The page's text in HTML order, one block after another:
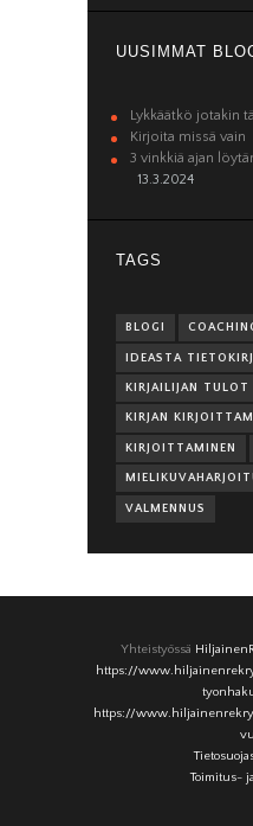
UUSIMMAT
Lykkäätkö jotakin
Kirjoita missä vain
3 vinkkiä ajan
13.3.2024
TAGS
BLOGI
IDEASTA
KIRJAILIJAN TULOT
KIRJAN
KIRJOITTAMINEN
VALMENNUS
Yhteistyössä
https://
https://
Toimitus-